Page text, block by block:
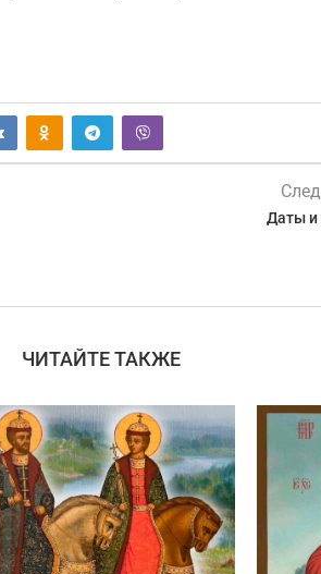
Даты и
ЧИТАЙТЕ ТАКЖЕ